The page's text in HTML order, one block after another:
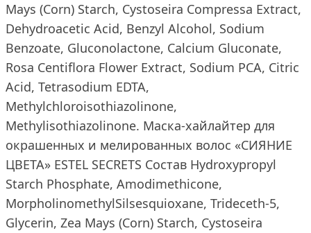
Mays (Corn) Starch, Cystoseira Compressa Extract,
Dehydroacetic Acid, Benzyl Alcohol, Sodium
Benzoate, Gluconolactone, Calcium Gluconate,
Rosa Centiflora Flower Extract, Sodium PCA, Citric
Acid, Tetrasodium EDTA,
Methylchloroisothiazolinone,
Methylisothiazolinone. Маска-хайлайтер для
окрашенных и мелированных волос «СИЯНИЕ
ЦВЕТА» ESTEL SECRETS Состав Hydroxypropyl
Starch Phosphate, Amodimethicone,
MorpholinomethylSilsesquioxane, Trideceth-5,
Glycerin, Zea Mays (Corn) Starch, Cystoseira